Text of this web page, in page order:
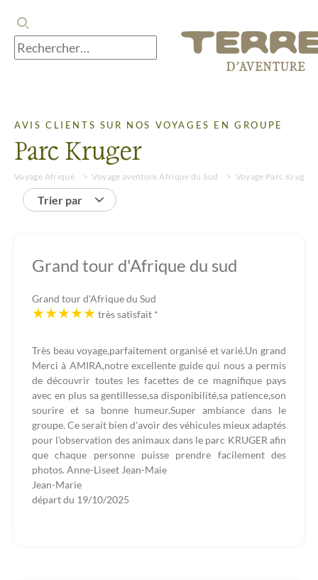
AVIS CLIENTS SUR NOS VOYAGES EN GROUPE
Parc Kruger
Voyage Afrique Voyage aventure Afrique du Sud Voyage Parc Kruger
Trier par
Grand tour d'Afrique du sud
Grand tour d'Afrique du Sud
très satisfait *
Très beau voyage,parfaitement organisé et varié.Un grand
Merci à AMIRA,notre excellente guide qui nous a permis
de découvrir toutes les facettes de ce magnifique pays
avec en plus sa gentillesse,sa disponibilité,sa patience,son
sourire et sa bonne humeur.Super ambiance dans le
groupe. Ce serait bien d'avoir des véhicules mieux adaptés
pour l'observation des animaux dans le parc KRUGER afin
que chaque personne puisse prendre facilement des
photos. Anne-Liseet Jean-Maie
Jean-Marie
départ du 19/10/2025